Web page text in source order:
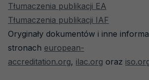
Tłumaczenia publikacji EA
Tłumaczenia publikacji IAF
Oryginały dokumentów i inne
stronach european-
accreditation.org, ilac.org oraz